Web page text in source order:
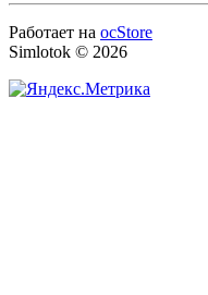
Работает на ocStore
Simlotok © 2026